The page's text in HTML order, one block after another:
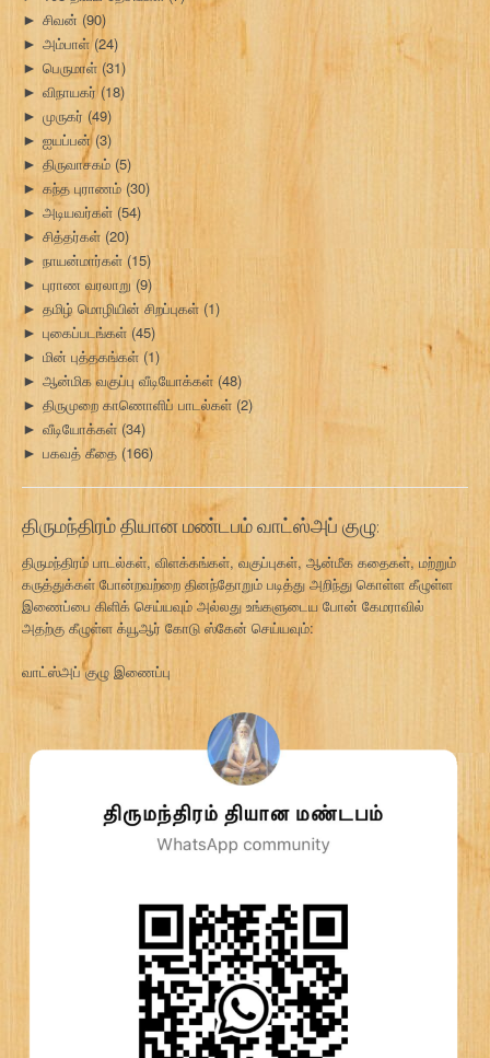
► சிவன் (90)
► அம்பாள்(24)
► பெருமாள் (31)
► விநாயகர்(18)
► முருகர் (49)
► ஐயப்பன்(3)
► திருவாசகம் (5)
► கந்த புராணம் (30)
► அடியவர்கள் (54)
► சித்தர்கள் (20)
► நாயன்மார்கள் (15)
► புராண வரலாறு (9)
► தமிழ் மொழியின் சிறப்புகள் (1)
► புகைப்படங்கள் (45)
► மின் புத்தகங்கள் (1)
► ஆன்மிக வகுப்பு வீடியோக்கள் (48)
► திருமுறை காணொளிப் பாடல்கள் (2)
► வீடியோக்கள் (34)
► பகவத் கீதை (166)
திருமந்திரம் தியான மண்டபம் வாட்ஸ்அப் குழு:
திருமந்திரம் பாடல்கள், விளக்கங்கள், வகுப்புகள், ஆன்மீக கதைகள், மற்றும்
கருத்துக்கள் போன்றவற்றை தினந்தோறும் படித்து அறிந்து கொள்ள கீழுள்ள
இணைப்பை கிளிக் செய்யவும் அல்லது உங்களுடைய போன் கேமராவில்
அதற்கு கீழுள்ள க்யூஆர் கோடு ஸ்கேன் செய்யவும்:
வாட்ஸ்அப் குழு இணைப்பு